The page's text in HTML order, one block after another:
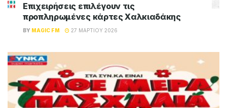
Επιχειρήσεις επιλέγουν τις
προπληρωμένες κάρτες Χαλκιαδάκης
BY MAGIC FM 27 ΜΑΡΤΊΟΥ 2026